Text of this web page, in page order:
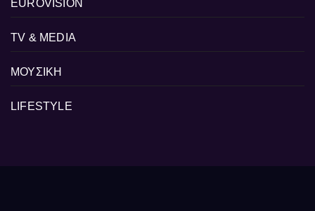
EUROVISION
TV & MEDIA
ΜΟΥΣΙΚΗ
LIFESTYLE